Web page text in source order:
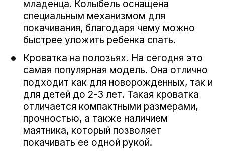
младенца. Колыбель оснащена
специальным механизмом для
покачивания, благодаря чему можно
быстрее уложить ребенка спать.
Кроватка на полозьях. На сегодня это
самая популярная модель. Она отлично
подходит как для новорожденных, так и
для детей до 2-3 лет. Такая кроватка
отличается компактными размерами,
прочностью, а также наличием
маятника, который позволяет
покачивать ее одной рукой.